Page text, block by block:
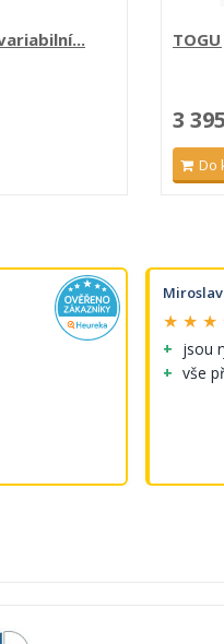
3
Do
★ ★ ★
jsou
vše